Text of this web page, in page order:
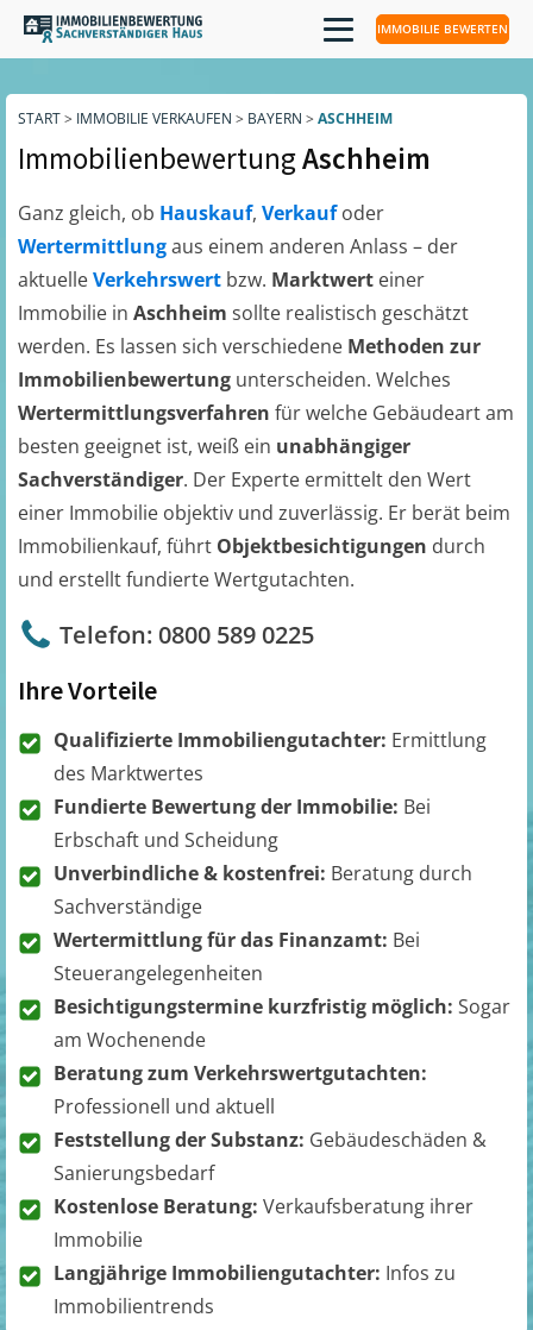
IMMOBILIE BEWERTEN
START> IMMOBILIE VERKAUFEN > BAYERN > ASCHHEIM
ImmobilienbewertungAschheim
Ganz gleich, ob Hauskauf, Verkaufoder
Wertermittlungaus einem anderen Anlass – der
aktuelleVerkehrswert bzw. Marktwert einer
Immobilie in Aschheim sollte realistisch geschätzt
werden. Es lassen sich verschiedene Methoden zur
Immobilienbewertung unterscheiden. Welches
Wertermittlungsverfahren für welche Gebäudeart am
besten geeignet ist, weiß ein unabhängiger
Sachverständiger. Der Experte ermittelt den Wert
einer Immobilie objektiv und zuverlässig. Er berät beim
Immobilienkauf, führt Objektbesichtigungen durch
und erstellt fundierte Wertgutachten.
Telefon: 0800 589 0225
Ihre Vorteile
Qualifizierte Immobiliengutachter: Ermittlung
des Marktwertes
Fundierte Bewertung der Immobilie: Bei
Erbschaft und Scheidung
Unverbindliche & kostenfrei: Beratung durch
Sachverständige
Wertermittlung für das Finanzamt: Bei
Steuerangelegenheiten
Besichtigungstermine kurzfristig möglich: Sogar
am Wochenende
Beratung zum Verkehrswertgutachten:
Professionell und aktuell
Feststellung der Substanz: Gebäudeschäden &
Sanierungsbedarf
Kostenlose Beratung: Verkaufsberatung ihrer
Immobilie
Langjährige Immobiliengutachter: Infos zu
Immobilientrends